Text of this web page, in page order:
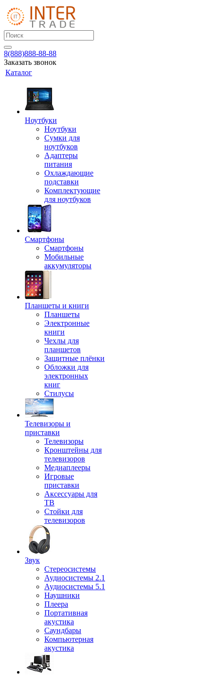
8(888)888-88-88
Заказать звонок
Каталог
Ноутбуки
Ноутбуки
Сумки для
ноутбуков
Адаптеры
питания
Охлаждающие
подставки
Комплектующие
для ноутбуков
Смартфоны
Смартфоны
Мобильные
аккумуляторы
Планшеты и книги
Планшеты
Электронные
книги
Чехлы для
планшетов
Защитные плёнки
Обложки для
электронных
книг
Стилусы
Телевизоры и
приставки
Телевизоры
Кронштейны для
телевизоров
Медиаплееры
Игровые
приставки
Аксессуары для
ТВ
Стойки для
телевизоров
Звук
Стереосистемы
Аудиосистемы 2.1
Аудиосистемы 5.1
Наушники
Плеера
Портативная
акустика
Саундбары
Компьютерная
акустика